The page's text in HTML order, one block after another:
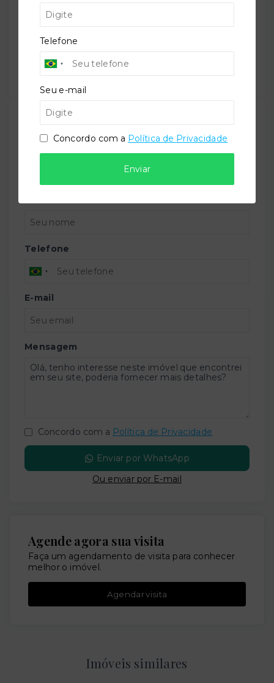
Gostou do imóvel?
Salve ele nos seus favoritos ou então compartilhe
com alguém no WhatsApp:
Compartilhar
CRECI -42643f
Telefone
E-mail
Mensagem
Concordo com a Política de Privacidade
Enviar por WhatsApp
Ou enviar por E-mail
Agende agora sua visita
Faça um agendamento de visita para conhecer
melhor o imóvel.
Agendar visita
Imóveis similares
Telefone
Seu e-mail
Concordo com a Política de Privacidade
Enviar